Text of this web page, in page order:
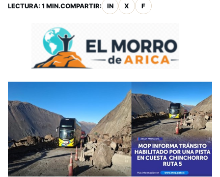
LECTURA: 1 MIN.COMPARTIR: IN X F